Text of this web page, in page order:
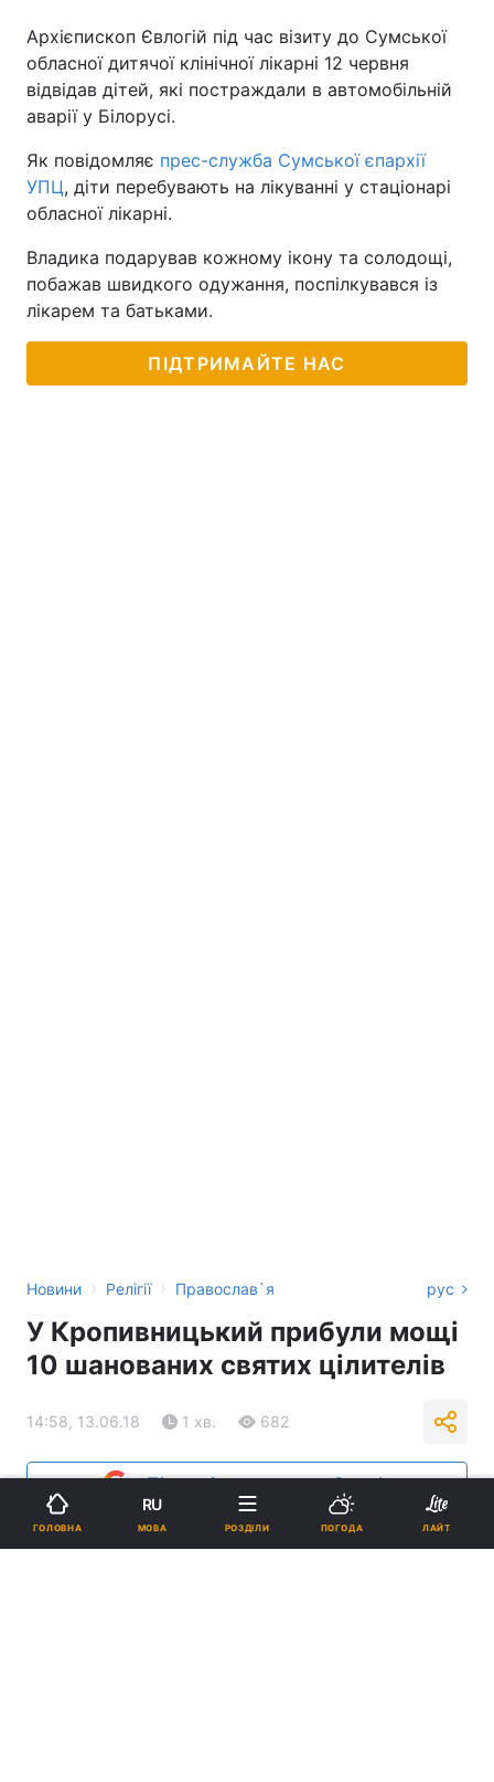
Архієпископ Євлогій під час візиту до Сумської
обласної дитячої клінічної лікарні 12 червня
відвідав дітей, які постраждали в автомобільній
аварії у Білорусі.
Як повідомляє прес-служба Сумської єпархії
УПЦ, діти перебувають на лікуванні у стаціонарі
обласної лікарні.
Владика подарував кожному ікону та солодощі,
побажав швидкого одужання, поспілкувався із
лікарем та батьками.
ПІДТРИМАЙТЕ НАС
Новини › Релігії › Православ`я рус
У Кропивницький прибули мощі
10 шанованих святих цілителів
14:58, 13.06.18 1 хв. 682
Підпишіться на нас в Google
ГОЛОВНА
RU
МОВА РОЗДІЛИ ПОГОДА ЛАЙТ